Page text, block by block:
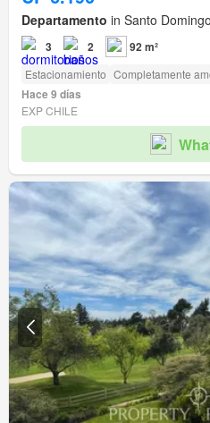
Departamento in Santo
3 2 92 m²
Estacionamiento Completamente
Hace 9 días
EXP CHILE